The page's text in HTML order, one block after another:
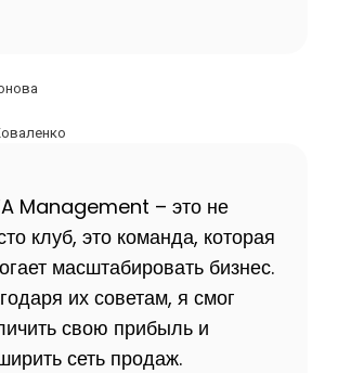
Management – это не
клуб, это команда, которая
масштабировать бизнес.
их советам, я смог
свою прибыль и
сеть продаж.